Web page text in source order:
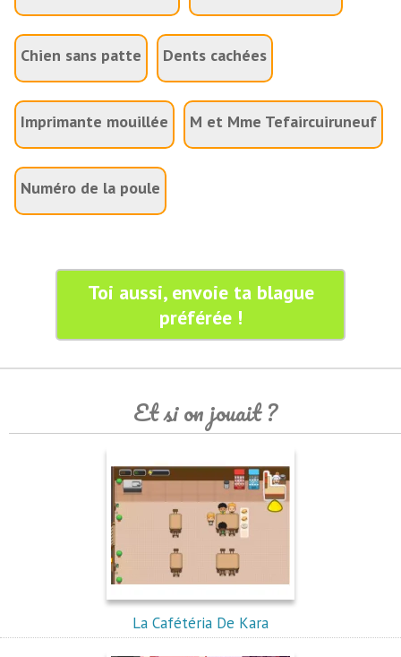
Chien sans patte Dents cachées
Imprimante mouillée M et Mme Tefaircuiruneuf
Numéro de la poule
Toi aussi, envoie ta blague
préférée !
Et si on jouait ?
La Cafétéria De Kara